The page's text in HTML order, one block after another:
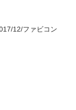
12/ファビコン